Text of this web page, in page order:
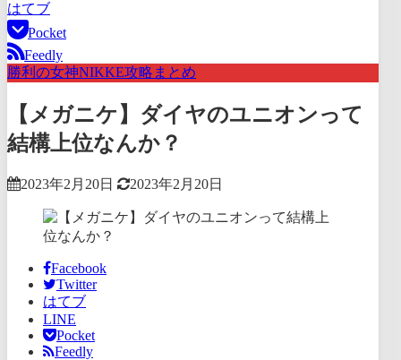
はてブ
Pocket
Feedly
勝利の女神NIKKE攻略まとめ
【メガニケ】ダイヤのユニオンって
結構上位なんか？
2023年2月20日 2023年2月20日
Facebook
Twitter
はてブ
LINE
Pocket
Feedly